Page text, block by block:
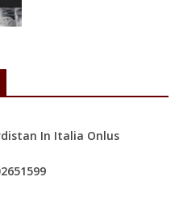
In Italia Onlus